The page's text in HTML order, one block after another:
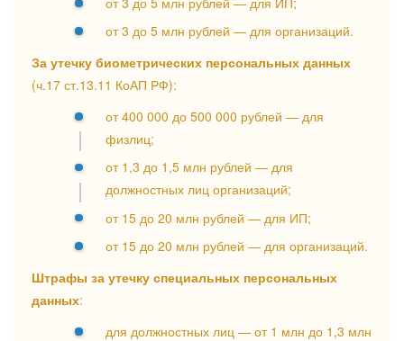
от 3 до 5 млн рублей — для организаций.
За утечку биометрических персональных данных
(ч.17 ст.13.11 КоАП РФ):
от 400 000 до 500 000 рублей — для
физлиц;
от 1,3 до 1,5 млн рублей — для
должностных лиц организаций;
от 15 до 20 млн рублей — для ИП;
от 15 до 20 млн рублей — для организаций.
Штрафы за утечку специальных персональных
данных:
для должностных лиц — от 1 млн до 1,3 млн